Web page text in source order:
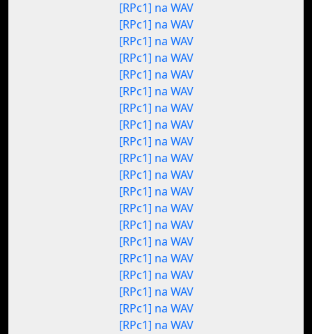
[RPc1] na WAV
[RPc1] na WAV
[RPc1] na WAV
[RPc1] na WAV
[RPc1] na WAV
[RPc1] na WAV
[RPc1] na WAV
[RPc1] na WAV
[RPc1] na WAV
[RPc1] na WAV
[RPc1] na WAV
[RPc1] na WAV
[RPc1] na WAV
[RPc1] na WAV
[RPc1] na WAV
[RPc1] na WAV
[RPc1] na WAV
[RPc1] na WAV
[RPc1] na WAV
[RPc1] na WAV